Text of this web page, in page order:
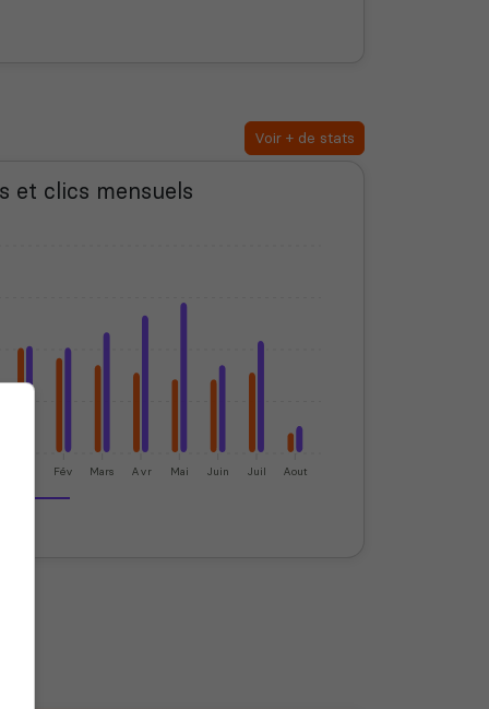
Voir + de stats
et clics mensuels
Fév Mars Avr Mai Juin Juil Aout